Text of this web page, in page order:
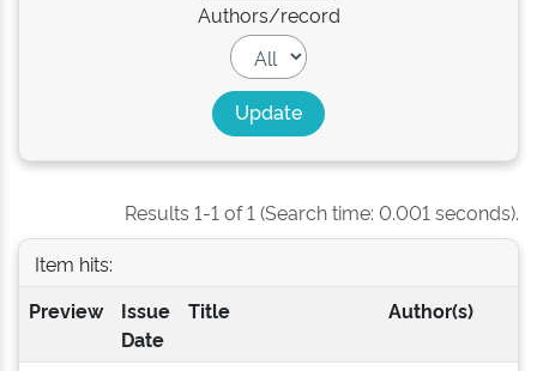
Authors/record
Results 1-1 of 1 (Search time: 0.001 seconds).
Item hits:
Preview
Issue
Date
Title Author(s)